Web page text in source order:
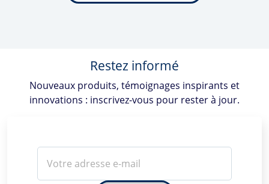
Restez informé
Nouveaux produits, témoignages inspirants et
innovations : inscrivez-vous pour rester à jour.